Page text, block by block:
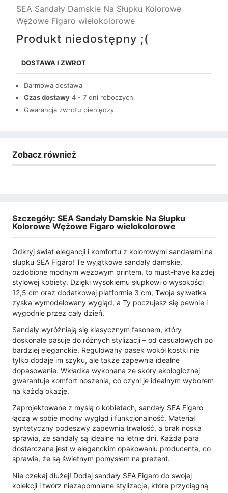
SEA Sandały Damskie Na Słupku Kolorowe
Wężowe Figaro wielokolorowe
Produkt niedostępny ;(
DOSTAWA I ZWROT
Darmowa dostawa
Czas dostawy 4 - 7 dni roboczych
Gwarancja zwrotu pieniędzy
Zobacz również
Szczegóły: SEA Sandały Damskie Na Słupku
Kolorowe Wężowe Figaro wielokolorowe
Odkryj świat elegancji i komfortu z kolorowymi sandałami na
słupku SEA Figaro! Te wyjątkowe sandały damskie,
ozdobione modnym wężowym printem, to must-have każdej
stylowej kobiety. Dzięki wysokiemu słupkowi o wysokości
12,5 cm oraz dodatkowej platformie 3 cm, Twoja sylwetka
zyska wymodelowany wygląd, a Ty poczujesz się pewnie i
wygodnie przez cały dzień.
Sandały wyróżniają się klasycznym fasonem, który
doskonale pasuje do różnych stylizacji – od casualowych po
bardziej eleganckie. Regulowany pasek wokół kostki nie
tylko dodaje im szyku, ale także zapewnia idealne
dopasowanie. Wkładka wykonana ze skóry ekologicznej
gwarantuje komfort noszenia, co czyni je idealnym wyborem
na każdą okazję.
Zaprojektowane z myślą o kobietach, sandały SEA Figaro
łączą w sobie modny wygląd i funkcjonalność. Materiał
syntetyczny podeszwy zapewnia trwałość, a brak noska
sprawia, że sandały są idealne na letnie dni. Każda para
dostarczana jest w eleganckim opakowaniu producenta, co
sprawia, że są świetnym pomysłem na prezent.
Nie czekaj dłużej! Dodaj sandały SEA Figaro do swojej
kolekcji i twórz niezapomniane stylizacje, które przyciągną